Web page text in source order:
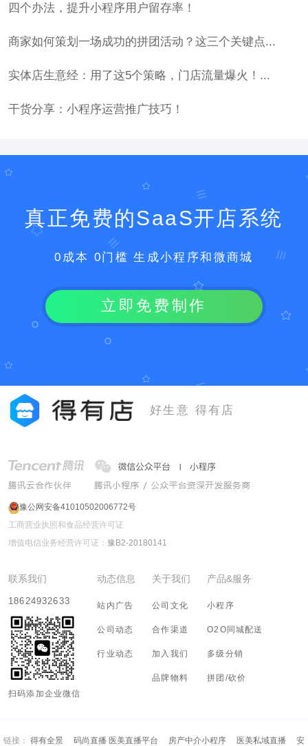
四个办法，提升小程序用户留存率！
商家如何策划一场成功的拼团活动？这三个关键点...
实体店生意经：用了这5个策略，门店流量爆火！...
干货分享：小程序运营推广技巧！
真正免费的SaaS开店系统
0成本 0门槛 生成小程序和微商城
立即免费制作
好生意 得有店
豫公网安备41010502006772号
工商营业执照和食品经营许可证
增值电信业务经营许可证： 豫B2-20180141
联系我们
18624932633
扫码添加企业微信
动态信息
站内广告
公司动态
行业动态
关于我们
公司文化
合作渠道
加入我们
品牌物料
产品&服务
小程序
O2O同城配送
多级分销
拼团/砍价
链接： 得有全景 码尚直播 医美直播平台 房产中介小程序 医美私域直播 安